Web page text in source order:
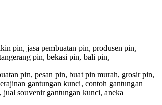
pin, jasa pembuatan pin, produsen pin,
pin, bekasi pin, bali pin,
pin, pesan pin, buat pin murah, grosir pin,
gantungan kunci, contoh gantungan
souvenir gantungan kunci, aneka